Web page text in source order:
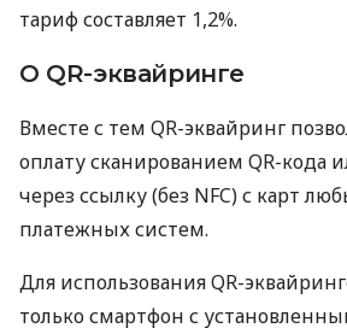
тариф составляет 1,2%.
О QR-эквайринге
Вместе с тем QR-эквайринг
оплату сканированием QR-кода
через ссылку (без NFC) с карт
платежных систем.
Для использования QR-
только смартфон с